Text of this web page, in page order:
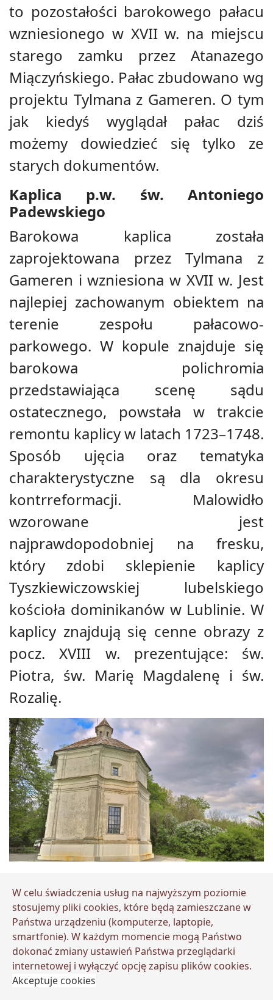
to pozostałości barokowego pałacu
wzniesionego w XVII w. na miejscu
starego zamku przez Atanazego
Miączyńskiego. Pałac zbudowano wg
projektu Tylmana z Gameren. O tym
jak kiedyś wyglądał pałac dziś
możemy dowiedzieć się tylko ze
starych dokumentów.
Kaplica p.w. św. Antoniego
Padewskiego
Barokowa kaplica została
zaprojektowana przez Tylmana z
Gameren i wzniesiona w XVII w. Jest
najlepiej zachowanym obiektem na
terenie zespołu pałacowo-
parkowego. W kopule znajduje się
barokowa polichromia
przedstawiająca scenę sądu
ostatecznego, powstała w trakcie
remontu kaplicy w latach 1723–1748.
Sposób ujęcia oraz tematyka
charakterystyczne są dla okresu
kontrreformacji. Malowidło
wzorowane jest
najprawdopodobniej na fresku,
który zdobi sklepienie kaplicy
Tyszkiewiczowskiej lubelskiego
kościoła dominikanów w Lublinie. W
kaplicy znajdują się cenne obrazy z
pocz. XVIII w. prezentujące: św.
Piotra, św. Marię Magdalenę i św.
Rozalię.
W Zawieprzycach znajdował się
niegdyś regularny ogród włoski,
wzorowany na ogrodzie przy pałacu
Sobieskiego w Wilanowie. Dziś z
pięknego założenia parkowego nie
W celu świadczenia usług na najwyższym poziomie
stosujemy pliki cookies, które będą zamieszczane w
Państwa urządzeniu (komputerze, laptopie,
smartfonie). W każdym momencie mogą Państwo
dokonać zmiany ustawień Państwa przeglądarki
internetowej i wyłączyć opcję zapisu plików cookies.
Akceptuje cookies